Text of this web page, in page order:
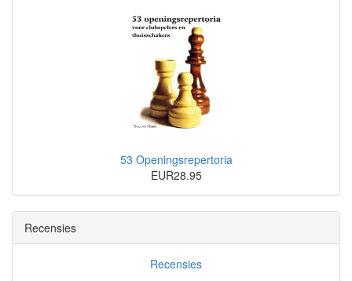
53 Openingsrepertoria
EUR28.95
Recensies
Recensies